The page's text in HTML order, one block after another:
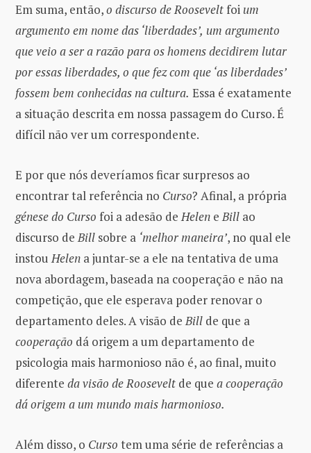
Em suma, então,o discurso de Rooseveltfoi um
argumento em nome das ‘liberdades’, um argumento
que veio a ser a razão para os homens decidirem lutar
por essas liberdades, o que fez com que ‘as liberdades’
fossem bem conhecidas na cultura. Essa é exatamente
a situação descrita em nossa passagem do Curso. É
difícil não ver um correspondente.
E por que nós deveríamos ficar surpresos ao
encontrar tal referência no Curso? Afinal, a própria
génese do Curso foi a adesão deHelen eBill ao
discurso deBill sobre a ‘melhor maneira’, no qual ele
instouHelen a juntar-se a ele na tentativa de uma
nova abordagem, baseada na cooperação e não na
competição, que ele esperava poder renovar o
departamento deles. A visão deBill de que a
cooperação dá origem a um departamento de
psicologia mais harmonioso não é, ao final, muito
diferente da visão de Roosevelt de que a cooperação
dá origem a um mundo mais harmonioso.
Além disso, o Curso tem uma série de referências a